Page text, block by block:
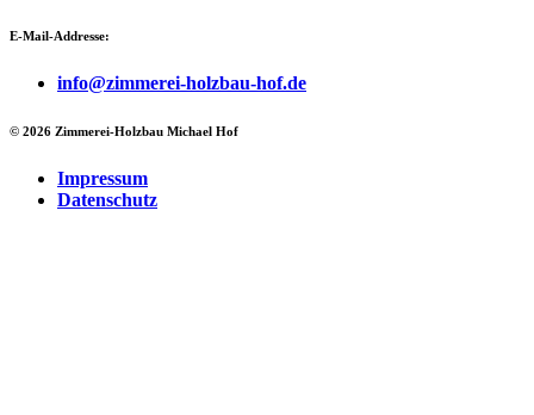
E-Mail-Addresse:
info@zimmerei-holzbau-hof.de
© 2026 Zimmerei-Holzbau Michael Hof
Impressum
Datenschutz